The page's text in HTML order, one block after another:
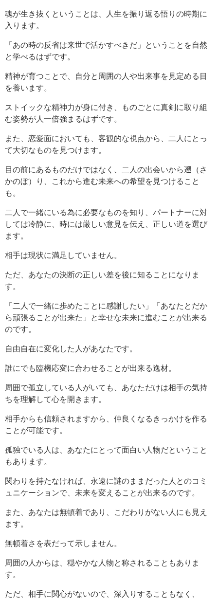
魂が生き抜くということは、人生を振り返る悟りの時期に
入ります。
「あの時の反省は来世で活かすべきだ」ということを自然
と学べるはずです。
精神が育つことで、自分と周囲の人や出来事を見定める目
を養います。
ストイックな精神力が身に付き、ものごとに真剣に取り組
む姿勢が人一倍強まるはずです。
また、恋愛面においても、客観的な視点から、二人にとっ
て大切なものを見つけます。
目の前にあるものだけではなく、二人の出会いから遡（さ
かのぼ）り、これから進む未来への希望を見つけること
も。
二人で一緒にいる為に必要なものを知り、パートナーに対
しては冷静に、時には厳しい意見を伝え、正しい道を選び
ます。
相手は現状に満足していません。
ただ、あなたの決断の正しい差を後に知ることになりま
す。
「二人で一緒に歩めたことに感謝したい」「あなたとだか
ら頑張ることが出来た」と幸せな未来に進むことが出来る
のです。
自由自在に変化した人があなたです。
誰にでも臨機応変に合わせることが出来る逸材。
周囲で孤立している人がいても、あなただけは相手の気持
ちを理解して心を開きます。
相手からも信頼されますから、仲良くなるきっかけを作る
ことが可能です。
孤独でいる人は、あなたにとって面白い人物だということ
もあります。
関わりを持たなければ、永遠に謎のままだった人とのコミ
ュニケーションで、未来を変えることが出来るのです。
また、あなたは無頓着であり、こだわりがない人にも見え
ます。
無頓着さを表だって示しません。
周囲の人からは、穏やかな人物と称されることもありま
す。
ただ、相手に関心がないので、深入りすることもなく、